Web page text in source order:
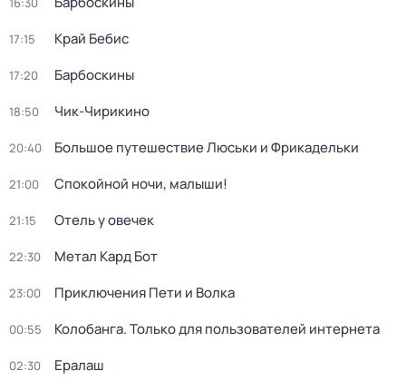
17:15 Край Бебис
17:20 Барбоскины
18:50 Чик-Чирикино
20:40 Большое путешествие Люськи и Фрикадельки
21:00 Спокойной ночи, малыши!
21:15 Отель у овечек
22:30 Метал Кард Бот
23:00 Приключения Пети и Волка
00:55 Колобанга. Только для пользователей интернета
02:30 Ералаш